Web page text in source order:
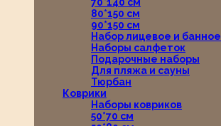
80*150 см
90*150 см
Набор лицевое и банное
Наборы салфеток
Подарочные наборы
Для пляжа и сауны
Тюрбан
Коврики
Наборы ковриков
50*70 см